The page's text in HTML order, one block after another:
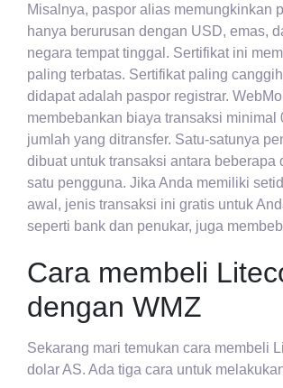
Misalnya, paspor alias memungkinkan
hanya berurusan dengan USD, emas,
negara tempat tinggal. Sertifikat ini
paling terbatas. Sertifikat paling
didapat adalah paspor registrar.
membebankan biaya transaksi minimal
jumlah yang ditransfer. Satu-satunya
dibuat untuk transaksi antara beberapa
satu pengguna. Jika Anda memiliki
awal, jenis transaksi ini gratis untuk
seperti bank dan penukar, juga
Cara membeli
dengan WMZ
Sekarang mari temukan cara membeli
dolar AS. Ada tiga cara untuk